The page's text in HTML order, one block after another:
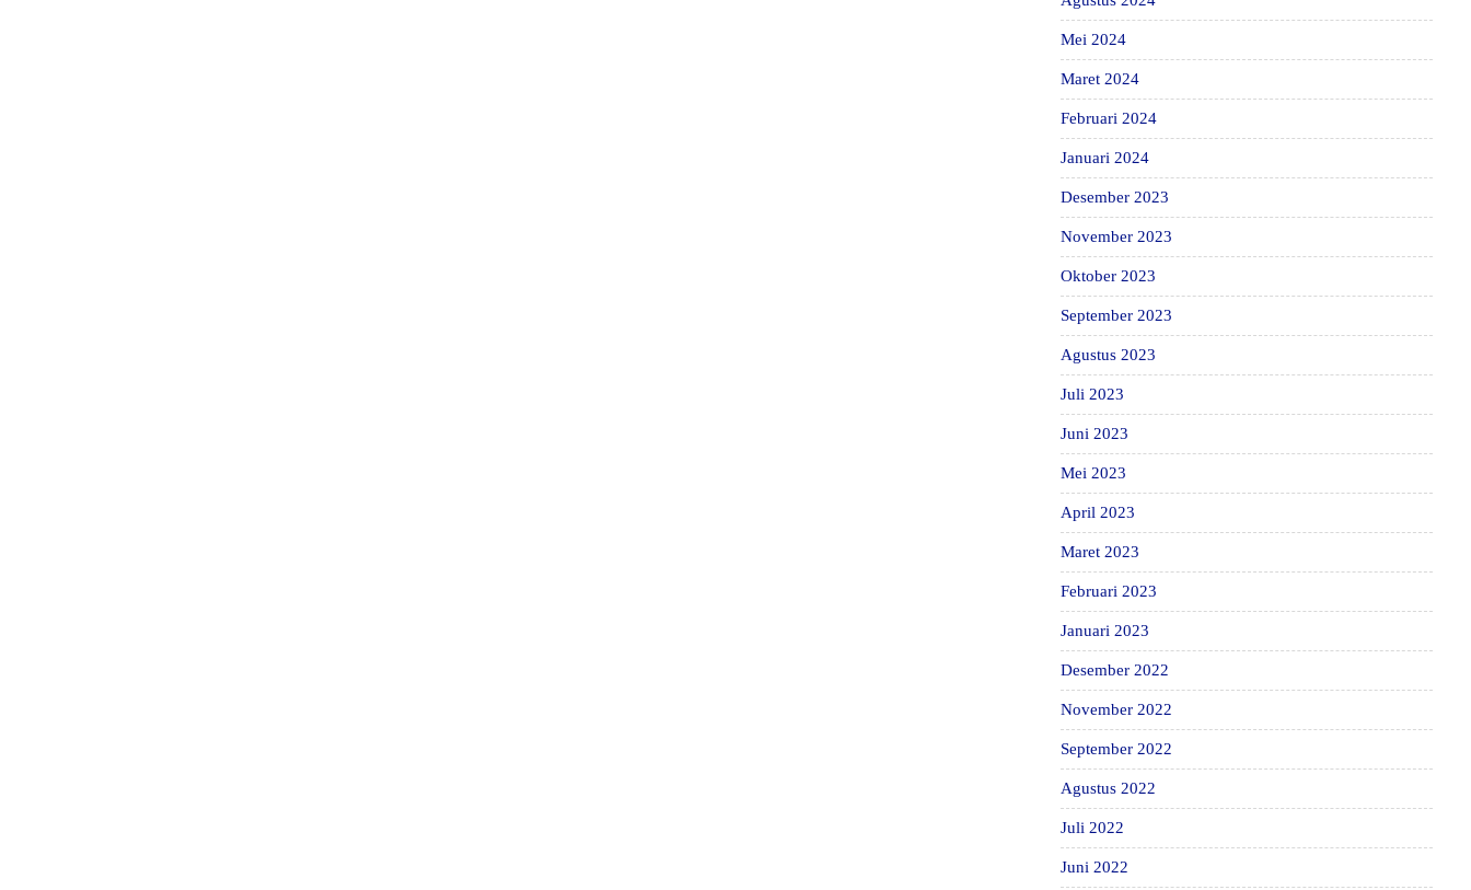
Mei 2024
Maret 2024
Februari 2024
Januari 2024
Desember 2023
November 2023
Oktober 2023
September 2023
Agustus 2023
Juli 2023
Juni 2023
Mei 2023
April 2023
Maret 2023
Februari 2023
Januari 2023
Desember 2022
November 2022
September 2022
Agustus 2022
Juli 2022
Juni 2022